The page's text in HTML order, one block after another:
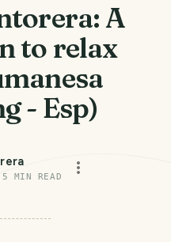
A
to relax
- Esp)
5 MIN READ